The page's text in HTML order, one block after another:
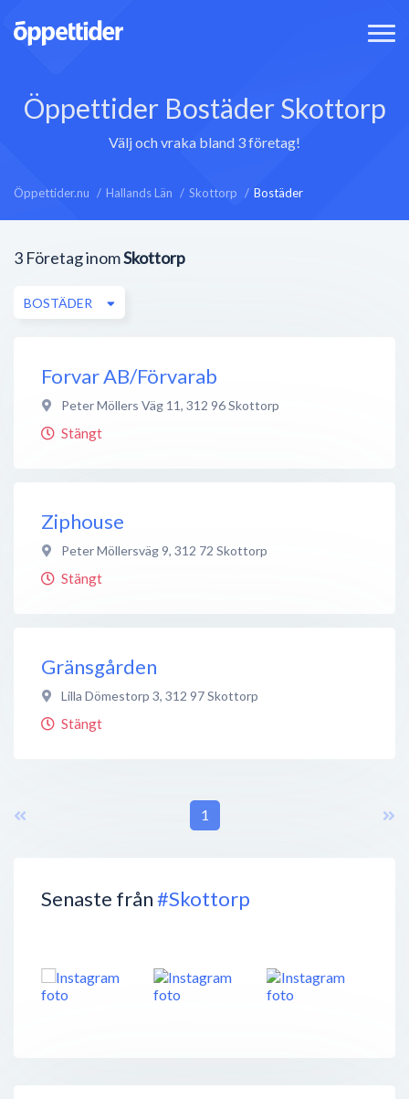
Öppettider Bostäder Skottorp
Välj och vraka bland 3 företag!
Öppettider.nu Hallands Län Skottorp Bostäder
Senaste från#Skottorp
3 Företag inomSkottorp
BOSTÄDER
Forvar AB/Förvarab
Peter Möllers Väg 11, 312 96Skottorp
Stängt
Ziphouse
Peter Möllersväg 9, 312 72 Skottorp
Stängt
Gränsgården
Lilla Dömestorp 3, 312 97Skottorp
Stängt
1